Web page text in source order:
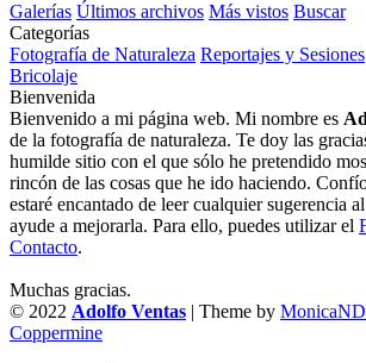
Galerías Últimos archivos Más vistos Buscar
Categorías
Fotografía de Naturaleza Reportajes y Sesiones
Bricolaje
Bienvenida
Bienvenido a mi página web. Mi nombre es
de la fotografía de naturaleza. Te doy las
humilde sitio con el que sólo he pretendido
rincón de las cosas que he ido haciendo.
estaré encantado de leer cualquier sugerencia
ayude a mejorarla. Para ello, puedes utilizar el
Contacto.
Muchas gracias.
© 2022 Adolfo Ventas | Theme by
Coppermine